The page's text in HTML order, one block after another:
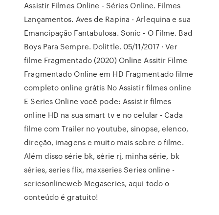
Assistir Filmes Online - Séries Online. Filmes
Lançamentos. Aves de Rapina - Arlequina e sua
Emancipação Fantabulosa. Sonic - O Filme. Bad
Boys Para Sempre. Dolittle. 05/11/2017 · Ver
filme Fragmentado (2020) Online Assitir Filme
Fragmentado Online em HD Fragmentado filme
completo online grátis No Assistir filmes online
E Series Online você pode: Assistir filmes
online HD na sua smart tv e no celular - Cada
filme com Trailer no youtube, sinopse, elenco,
direção, imagens e muito mais sobre o filme.
Além disso série bk, série rj, minha série, bk
séries, series flix, maxseries Series online -
seriesonlineweb Megaseries, aqui todo o
conteúdo é gratuito!